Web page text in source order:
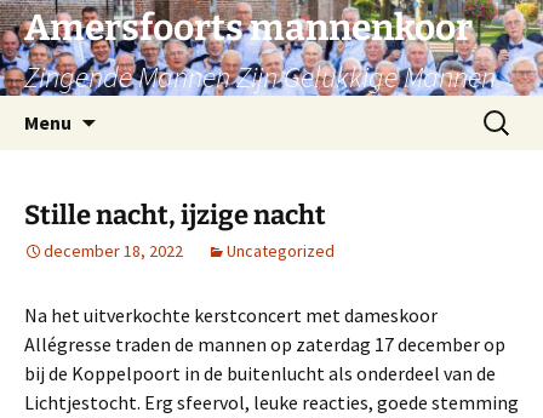
Ga
naar
de
inhoud
Amersfoorts mannenkoor
Zingende Mannen Zijn Gelukkige Mannen
Menu
Zoeken
naar:
Stille nacht, ijzige nacht
december 18, 2022 Uncategorized
Na het uitverkochte kerstconcert met dameskoor
Allégresse traden de mannen op zaterdag 17 december op
bij de Koppelpoort in de buitenlucht als onderdeel van de
Lichtjestocht. Erg sfeervol, leuke reacties, goede stemming